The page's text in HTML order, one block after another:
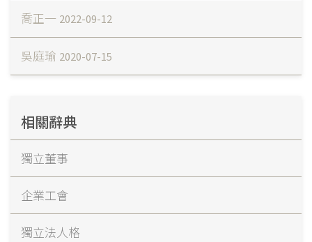
喬正一 2022-09-12
吳庭瑜 2020-07-15
相關辭典
獨立董事
企業工會
獨立法人格